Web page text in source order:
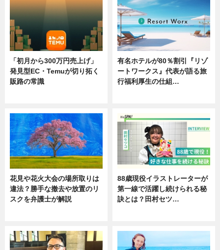
「初月から300万円売上げ」
発見型EC・Temuが切り拓く
販路の常識
有名ホテルが80％割引『リゾ
ートワークス』代表が語る旅
行福利厚生の仕組…
花見や花火大会の場所取りは
違法？勝手な撤去や放置のリ
スクを弁護士が解説
88歳現役イラストレーターが
第一線で活躍し続けられる秘
訣とは？田村セツ…